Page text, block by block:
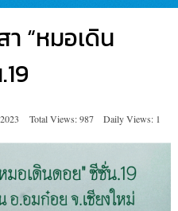
“หมอเดิน​
Total Views: 987
Daily Views: 1